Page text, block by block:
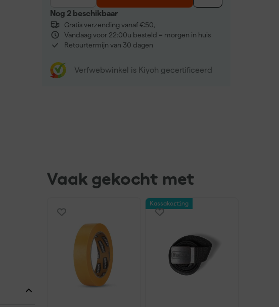
Nog 2 beschikbaar
Gratis verzending vanaf €50,-
Vandaag voor 22:00u besteld = morgen in huis
Retourtermijn van 30 dagen
Verfwebwinkel is Kiyoh gecertificeerd
Vaak gekocht met
Kassakorting